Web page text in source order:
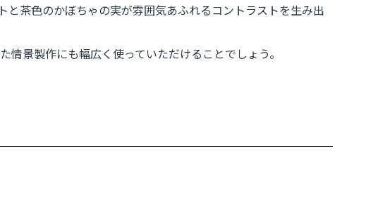
茶色のかぼちゃの実が雰囲気あふれるコントラストを生み出
景製作にも幅広く使っていただけることでしょう。